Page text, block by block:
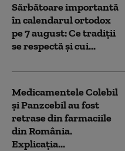
Sărbătoare importantă
în calendarul ortodox
pe 7 august: Ce tradiții
se respectă și cui...
Medicamentele Colebil
și Panzcebil au fost
retrase din farmaciile
din România.
Explicația...